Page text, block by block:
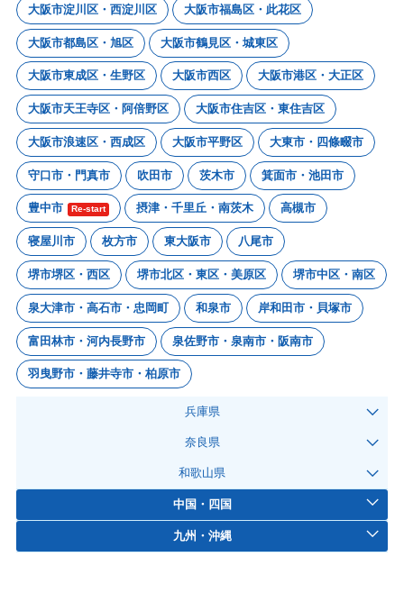
大阪市淀川区・西淀川区 大阪市福島区・此花区
大阪市都島区・旭区 大阪市鶴見区・城東区
大阪市東成区・生野区 大阪市西区 大阪市港区・大正区
大阪市天王寺区・阿倍野区 大阪市住吉区・東住吉区
大阪市浪速区・西成区 大阪市平野区 大東市・四條畷市
守口市・門真市 吹田市 茨木市 箕面市・池田市
豊中市 Re-start 摂津・千里丘・南茨木 高槻市
寝屋川市 枚方市 東大阪市 八尾市
堺市堺区・西区 堺市北区・東区・美原区 堺市中区・南区
泉大津市・高石市・忠岡町 和泉市 岸和田市・貝塚市
富田林市・河内長野市 泉佐野市・泉南市・阪南市
羽曳野市・藤井寺市・柏原市
兵庫県
奈良県
和歌山県
中国・四国
九州・沖縄